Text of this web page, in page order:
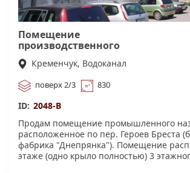
Помещение
производственного
назначения.
Кременчук, Водоканал
поверх 2/3 830
ID: 2048-В
Продам помещение промышленного
расположенное по пер. Героев Бреста
фабрика "Днепрянка"). Помещение
этаже (одно крыло полностью) 3